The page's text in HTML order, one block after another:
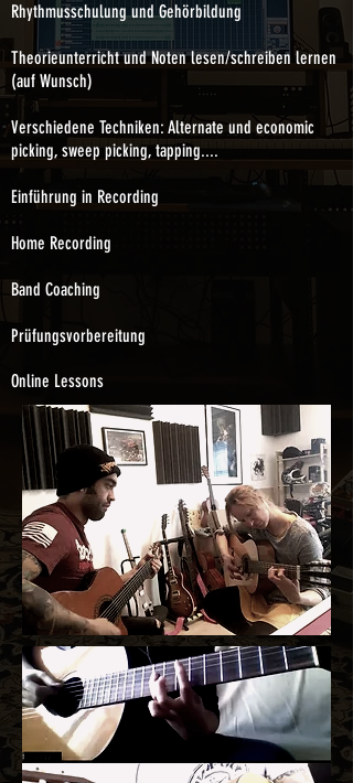
Rhythmusschulung und Gehörbildung
Theorieunterricht und Noten lesen/schreiben lernen
(auf Wunsch)
Verschiedene Techniken: Alternate und economic
picking, sweep picking, tapping....
Einführung in Recording
Home Recording
Band Coaching
Prüfungsvorbereitung
Online Lessons